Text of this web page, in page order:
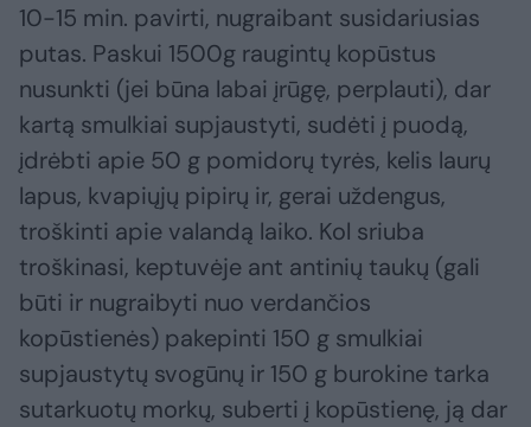
10-15 min. pavirti, nugraibant susidariusias
putas. Paskui 1500g raugintų kopūstus
nusunkti (jei būna labai įrūgę, perplauti), dar
kartą smulkiai supjaustyti, sudėti į puodą,
įdrėbti apie 50 g pomidorų tyrės, kelis laurų
lapus, kvapiųjų pipirų ir, gerai uždengus,
troškinti apie valandą laiko. Kol sriuba
troškinasi, keptuvėje ant antinių taukų (gali
būti ir nugraibyti nuo verdančios
kopūstienės) pakepinti 150 g smulkiai
supjaustytų svogūnų ir 150 g burokine tarka
sutarkuotų morkų, suberti į kopūstienę, ją dar